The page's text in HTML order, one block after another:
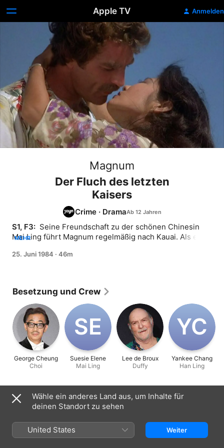
Apple TV Anmelden
Magnum
Der Fluch des letzten
Kaisers
Crime · Drama
S1, F3: Seine Freundschaft zu der schönen Chinesin
Mai Ling führt Magnum regelmäßig nach Kauai. Als er
ihn um einen scheinbar harmlosen Gefallen - er soll auf
besonders religiösen Wert hat - und so steht kurze Zeit
später ein chinesischer Tong-Krieger vor seiner Tür ...
MEHR
25. Juni 1984 · 46m
Besetzung und Crew
George Cheung
Choi
S‌E
Suesie Elene
Mai Ling
Lee de Broux
Duffy
Y‌C
Yankee Chang
Han Ling
Erschienen
Dauer
46 Min.
Wähle ein anderes Land aus, um Inhalte für
deinen Standort zu sehen
United States Weiter